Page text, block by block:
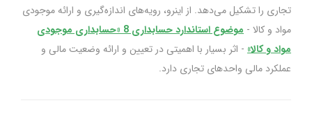
تجاری‌ را تشكیل‌ می‌دهد. از اینرو، رویه‌های اندازه‌گیری و ارائه موجودی‌
مواد و کالا -
موضوع استاندارد حسابداری 8 «حسابداری موجودی
مواد و کالا»- اثر بسیار با اهمیتی‌ در تعیین‌ و ارائه‌ وضعیت‌ مالی‌ و
عملكرد مالی‌ واحدهای‌ تجاری‌ دارد.